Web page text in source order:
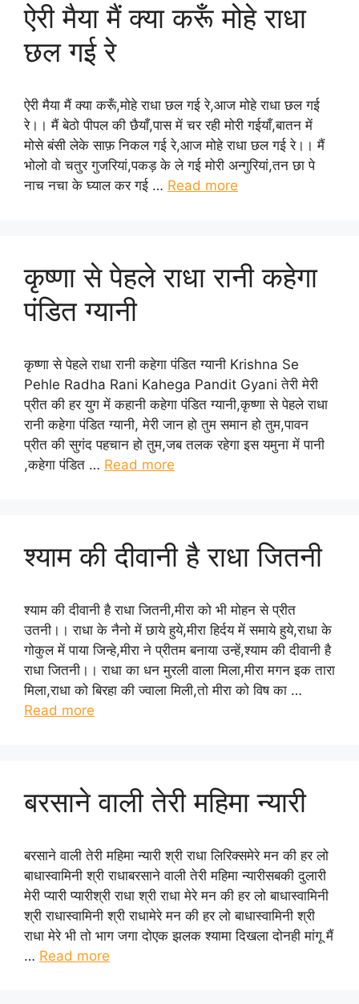
ऐरी मैया मैं क्या करूँ मोहे राधा
छल गई रे
ऐरी मैया मैं क्या करूँ,मोहे राधा छल गई रे,आज मोहे राधा छल गई
रे।। मैं बेठो पीपल की छैयाँ,पास में चर रही मोरी गईयाँ,बातन में
मोसे बंसी लेके साफ़ निकल गई रे,आज मोहे राधा छल गई रे।। मैं
भोलो वो चतुर गुजरियां,पकड़ के ले गई मोरी अन्गुरियां,तन छा पे
नाच नचा के घ्याल कर गई … Read more
कृष्णा से पेहले राधा रानी कहेगा
पंडित ग्यानी
कृष्णा से पेहले राधा रानी कहेगा पंडित ग्यानी Krishna Se
Pehle Radha Rani Kahega Pandit Gyani तेरी मेरी
प्रीत की हर युग में कहानी कहेगा पंडित ग्यानी,कृष्णा से पेहले राधा
रानी कहेगा पंडित ग्यानी, मेरी जान हो तुम समान हो तुम,पावन
प्रीत की सुगंद पहचान हो तुम,जब तलक रहेगा इस यमुना में पानी
,कहेगा पंडित … Read more
श्याम की दीवानी है राधा जितनी
श्याम की दीवानी है राधा जितनी,मीरा को भी मोहन से प्रीत
उतनी।। राधा के नैनो में छाये हुये,मीरा हिर्दय में समाये हुये,राधा के
गोकुल में पाया जिन्हे,मीरा ने प्रीतम बनाया उन्हें,श्याम की दीवानी है
राधा जितनी।। राधा का धन मुरली वाला मिला,मीरा मगन इक तारा
मिला,राधा को बिरहा की ज्वाला मिली,तो मीरा को विष का …
Read more
बरसाने वाली तेरी महिमा न्यारी
बरसाने वाली तेरी महिमा न्यारी श्री राधा लिरिक्समेरे मन की हर लो
बाधास्वामिनी श्री राधाबरसाने वाली तेरी महिमा न्यारीसबकी दुलारी
मेरी प्यारी प्यारीश्री राधा श्री राधा मेरे मन की हर लो बाधास्वामिनी
श्री राधास्वामिनी श्री राधामेरे मन की हर लो बाधास्वामिनी श्री
राधा मेरे भी तो भाग जगा दोएक झलक श्यामा दिखला दोनही मांगू मैं
… Read more